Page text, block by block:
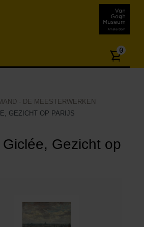
Aantal
0
- DE MEESTERWERKEN
GEZICHT OP PARIJS
Gezicht op